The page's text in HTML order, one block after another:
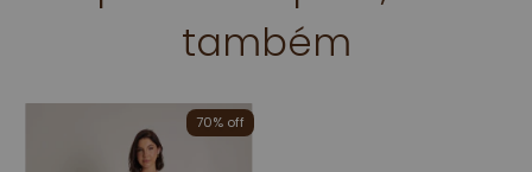
também
70% off